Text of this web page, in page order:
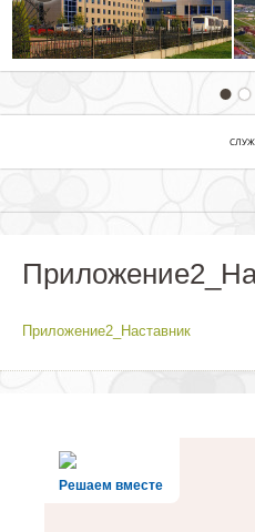
Приложение2_Наставник
Решаем вместе